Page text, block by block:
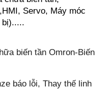
Servo, Máy móc
bị).....
biến tần Omron-Biến
báo lỗi, Thay thế linh